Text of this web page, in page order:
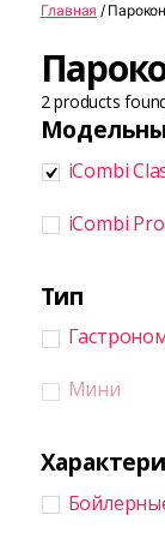
Главная /
2products
iCombi
iCombi Pro
Тип
Мини